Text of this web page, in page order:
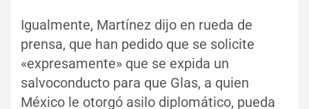
Igualmente, Martínez dijo en rueda de
prensa, que han pedido que se solicite
«expresamente» que se expida un
salvoconducto para que Glas, a quien
México le otorgó asilo diplomático, pueda